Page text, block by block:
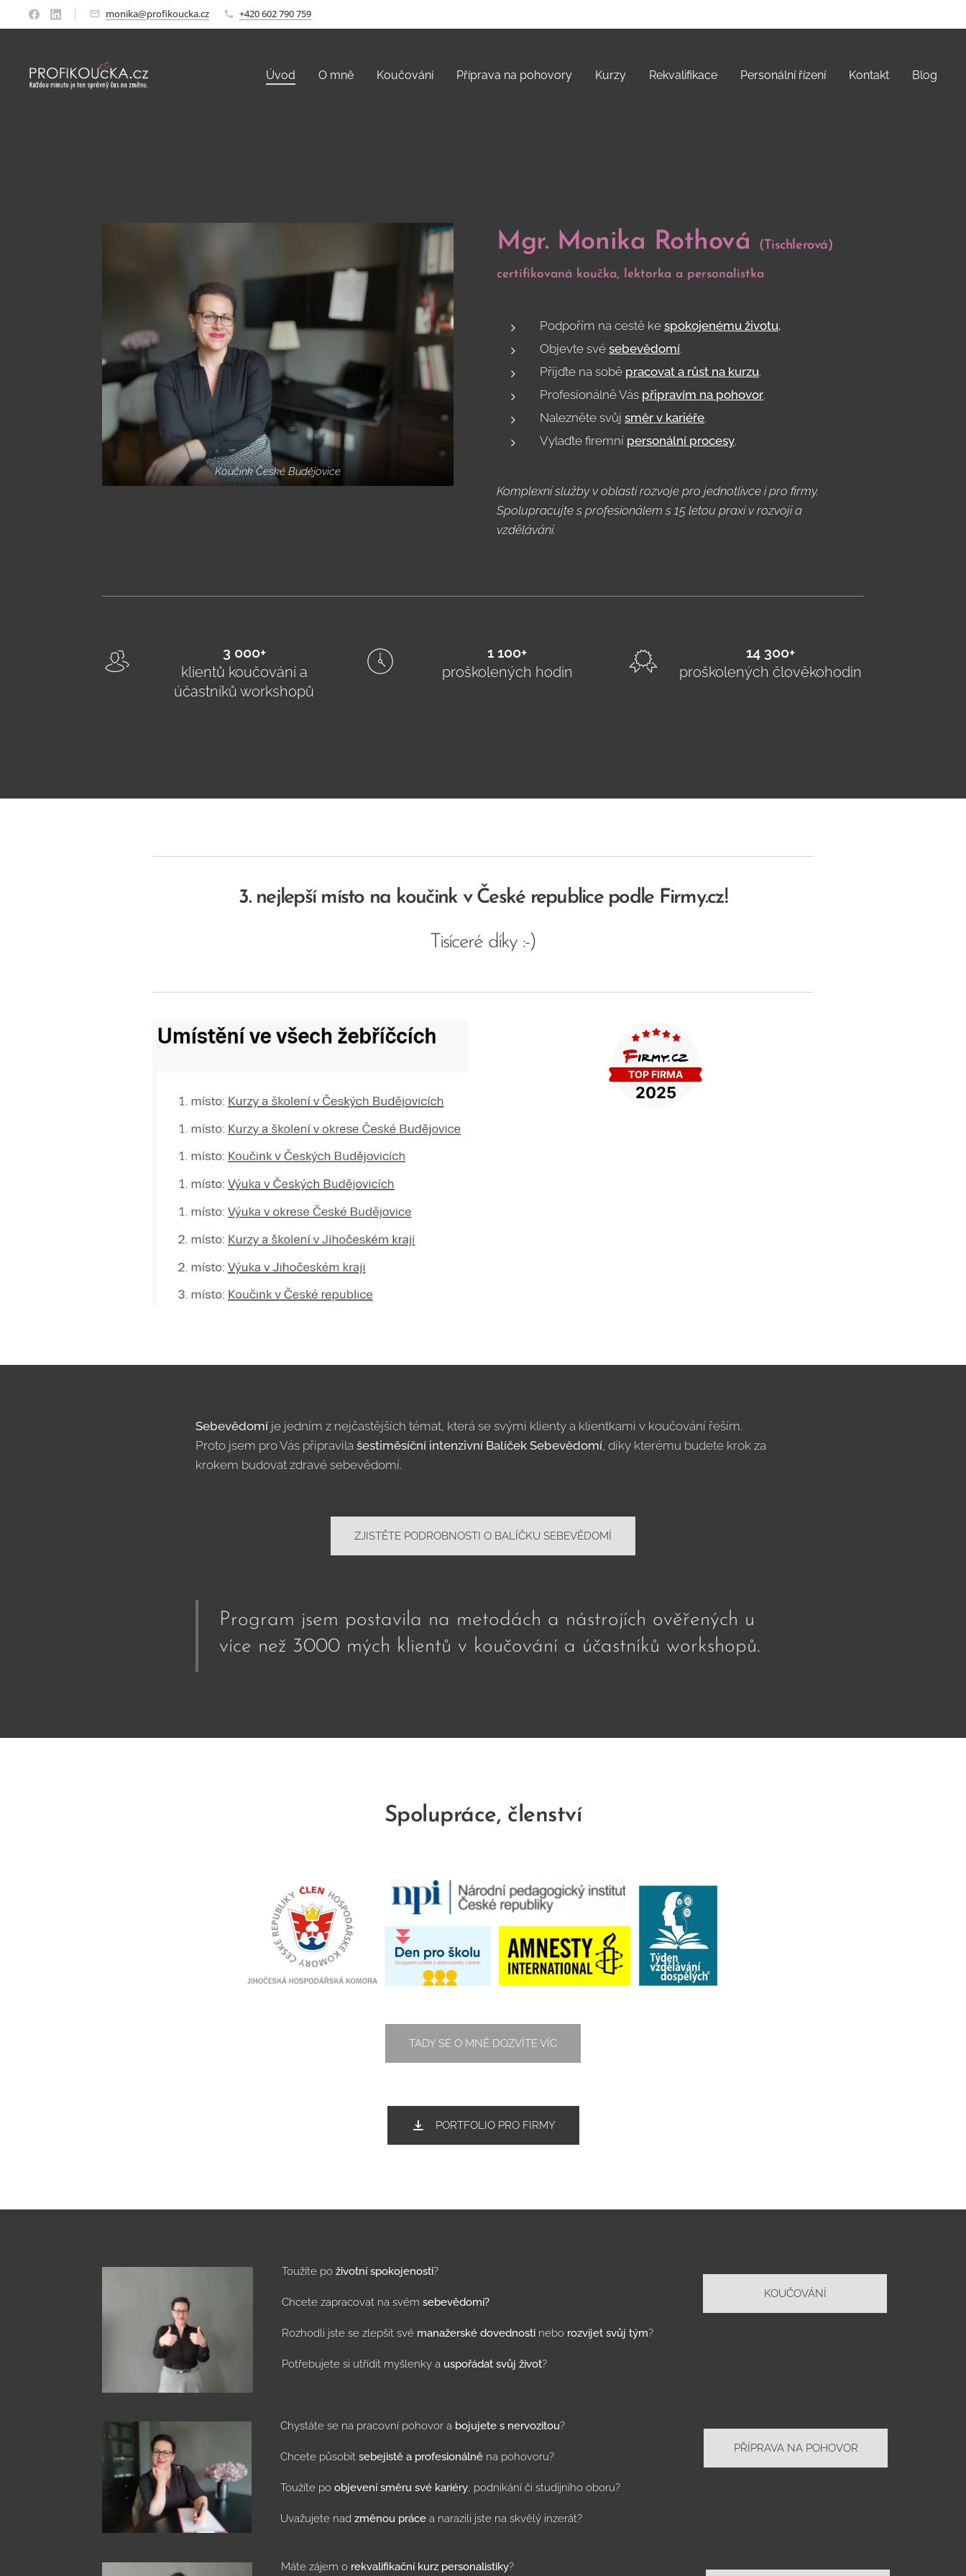
monika@profikoucka.cz +420 602 790 759
Úvod O mně Koučování Příprava na pohovory Kurzy Rekvalifikace Personální řízení Kontakt Blog
Koučink České Budějovice
Mgr. Monika Rothová (Tischlerová)
certifikovaná koučka, lektorka a personalistka
Podpořím na cestě kespokojenému životu.
Objevte svésebevědomí.
Přijďte na sobě pracovat a růst na kurzu.
Profesionálně Vás připravím na pohovor.
Nalezněte svůjsměr v kariéře.
Vylaďte firemní personální procesy.
Komplexní služby v oblasti rozvoje pro jednotlivce i pro firmy.
Spolupracujte s profesionálem s 15 letou praxí v rozvoji a
vzdělávání.
3 000+
klientů koučování a
účastníků workshopů
1 100+
proškolených hodin
14 300+
proškolených člověkohodin
3. nejlepší místo na koučink v České republice podle Firmy.cz!
Tisíceré díky :-)
Sebevědomí je jedním z nejčastějších témat, která se svými klienty a klientkami v koučování řeším.
Proto jsem pro Vás připravila šestiměsíční intenzivní Balíček Sebevědomí , díky kterému budete krok za
krokem budovat zdravé sebevědomí.
ZJISTĚTE PODROBNOSTI O BALÍČKU SEBEVĚDOMÍ
Program jsem postavila na metodách a nástrojích ověřených u
více než 3000 mých klientů v koučování a účastníků workshopů.
Spolupráce, členství
TADY SE O MNĚ DOZVÍTE VÍC
PORTFOLIO PRO FIRMY
Toužíte po životní spokojenosti?
Chcete zapracovat na svém sebevědomí?
Rozhodli jste se zlepšit své manažerské dovednostinebo rozvíjet svůj tým?
Potřebujete si utřídit myšlenky a uspořádat svůj život?
KOUČOVÁNÍ
Chystáte se na pracovní pohovor a bojujete s nervozitou?
Chcete působit sebejistě a profesionálněna pohovoru?
Toužíte po objevení směru své kariéry, podnikání či studijního oboru?
Uvažujete nad změnouprácea narazili jste na skvělý inzerát?
PŘÍPRAVA NA POHOVOR
Máte zájem o rekvalifikační kurz personalistiky?